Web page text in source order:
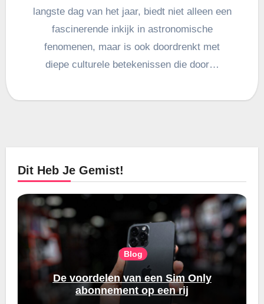
langste dag van het jaar, biedt niet alleen een
fascinerende inkijk in astronomische
fenomenen, maar is ook doordrenkt met
diepe culturele betekenissen die door…
Dit Heb Je Gemist!
Blog
De voordelen van een Sim Only
abonnement op een rij